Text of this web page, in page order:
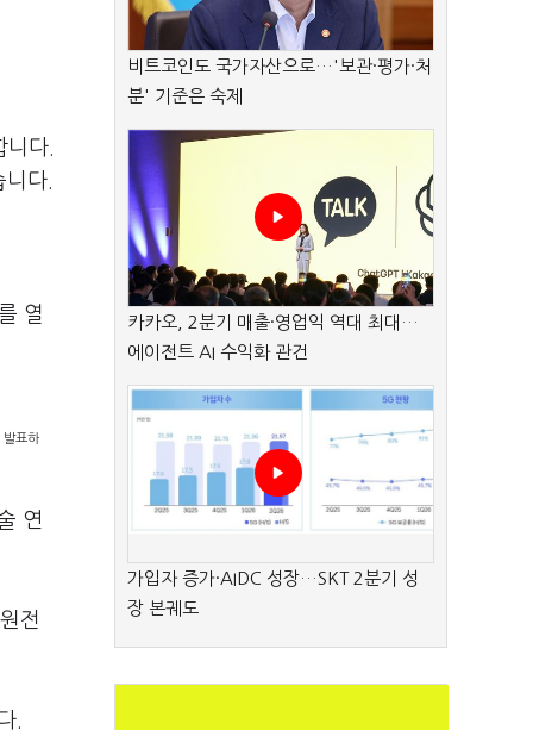
다.
다.
열
발표하
연
전
.
비트코인도 국가자산으로…'보관·평가·처
분' 기준은 숙제
카카오, 2분기 매출·영업익 역대 최대…
에이전트 AI 수익화 관건
가입자 증가·AIDC 성장…SKT 2분기 성
장 본궤도